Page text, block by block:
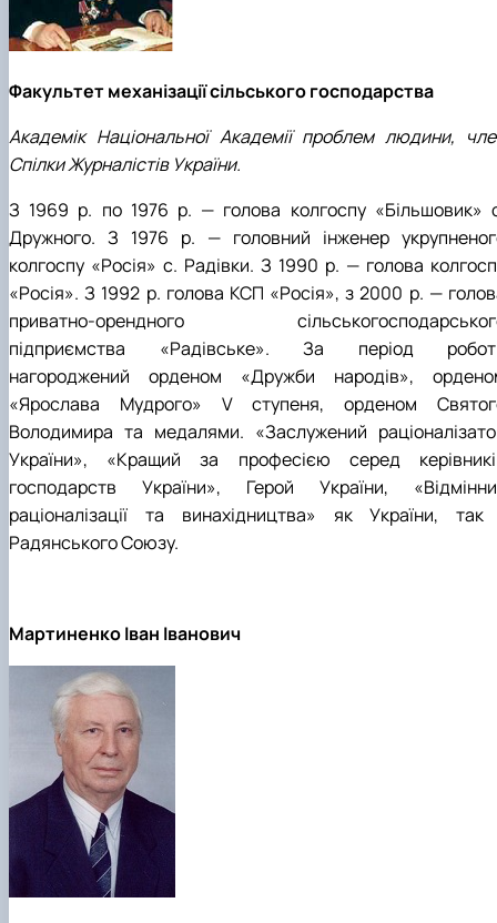
Факультет механізації сільського господарства
Академік Національної Академії проблем людини,
Спілки Журналістів України.
З 1969 р. по 1976 р. — голова колгоспу «Більшовик»
Дружного. З 1976 р. — головний інженер
колгоспу «Росія» с. Радівки. З 1990 р. — голова
«Росія». З 1992 р. голова КСП «Росія», з 2000 р. —
приватно-орендного
підприємства «Радівське». За період
нагороджений орденом «Дружби народів»,
«Ярослава Мудрого» V ступеня, орденом
Володимира та медалями. «Заслужений
України», «Кращий за професією серед
господарств України», Герой України,
раціоналізації та винахідництва» як України, так
Радянського Союзу.
Мартиненко Іван Іванович